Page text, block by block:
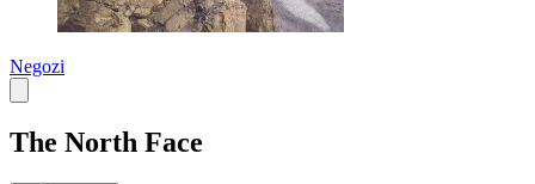
Negozi
The North Face